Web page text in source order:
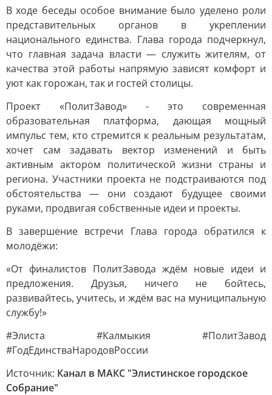
В ходе беседы особое внимание было уделено роли
представительных органов в укреплении
национального единства. Глава города подчеркнул,
что главная задача власти — служить жителям, от
качества этой работы напрямую зависят комфорт и
уют как горожан, так и гостей столицы.
Проект «ПолитЗавод» - это современная
образовательная платформа, дающая мощный
импульс тем, кто стремится к реальным результатам,
хочет сам задавать вектор изменений и быть
активным актором политической жизни страны и
региона. Участники проекта не подстраиваются под
обстоятельства — они создают будущее своими
руками, продвигая собственные идеи и проекты.
В завершение встречи Глава города обратился к
молодёжи:
«От финалистов ПолитЗавода ждём новые идеи и
предложения. Друзья, ничего не бойтесь,
развивайтесь, учитесь, и ждём вас на муниципальную
службу!»
#Элиста #Калмыкия #ПолитЗавод
#ГодЕдинстваНародовРоссии
Источник: Канал в МАКС "Элистинское городское
Собрание"